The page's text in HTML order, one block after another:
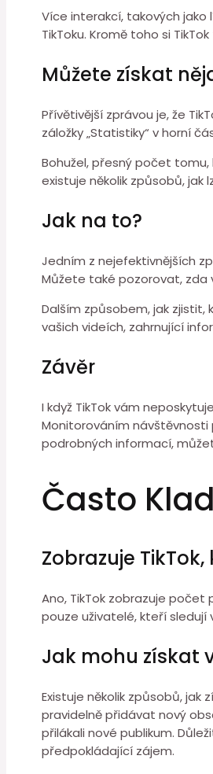
Více interakcí, takových
TikToku. Kromě toho si
Můžete získat
Přívětivější zprávou je, že
záložky „Statistiky“ v horní
Bohužel, přesný počet
existuje několik způsobů, jak
Jak na to?
Jedním z nejefektivnějších
Můžete také pozorovat, zda
Dalším způsobem, jak
vašich videích, zahrnující
Závěr
I když TikTok vám
Monitorováním
podrobných informací,
Často
Zobrazuje
Ano, TikTok zobrazuje
pouze uživatelé, kteří sledují
Jak mohu získat
Existuje několik způsobů,
pravidelně přidávat nový
přilákali nové publikum.
předpokládající zájem.